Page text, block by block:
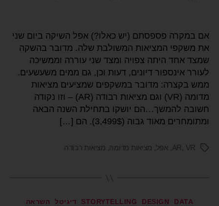
אם במקרה פספסתם (יש כאלו?) אפל השיקה ביום שני
את משקפי המציאות המשולבת שלה. מדובר בהשקה
שמצד אחד היתה צפויה ומצד שני עוררה וממשיכה
לעורר אינספור דיונים, דעות וכן, גם ממים משעשעים.
ממש בקצרה: מדובר במשקפים שמציעים מציאות
מדומה (VR) וגם מציאות רבודה (AR) – וזו נקודה
חשובה להמשך…הם יושקו בתחילת השנה הבאה
ומתומחרים מאוד גבוה (3,499$). הם […]
AR , VR
, אפל, מציאות מדומה, מציאות רבודה
DATA
DESIGN
STORYTELLING דיגיטל
השראה